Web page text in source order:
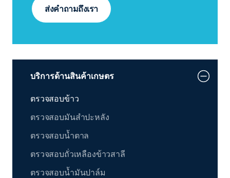
ส่งคำถามถึงเรา
บริการด้านสินค้าเกษตร
ตรวจสอบข้าว
ตรวจสอบมันสำปะหลัง
ตรวจสอบน้ำตาล
ตรวจสอบถั่วเหลืองข้าวสาลี
ตรวจสอบน้ำมันปาล์ม